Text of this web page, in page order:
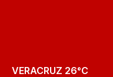
VERACRUZ 26°C